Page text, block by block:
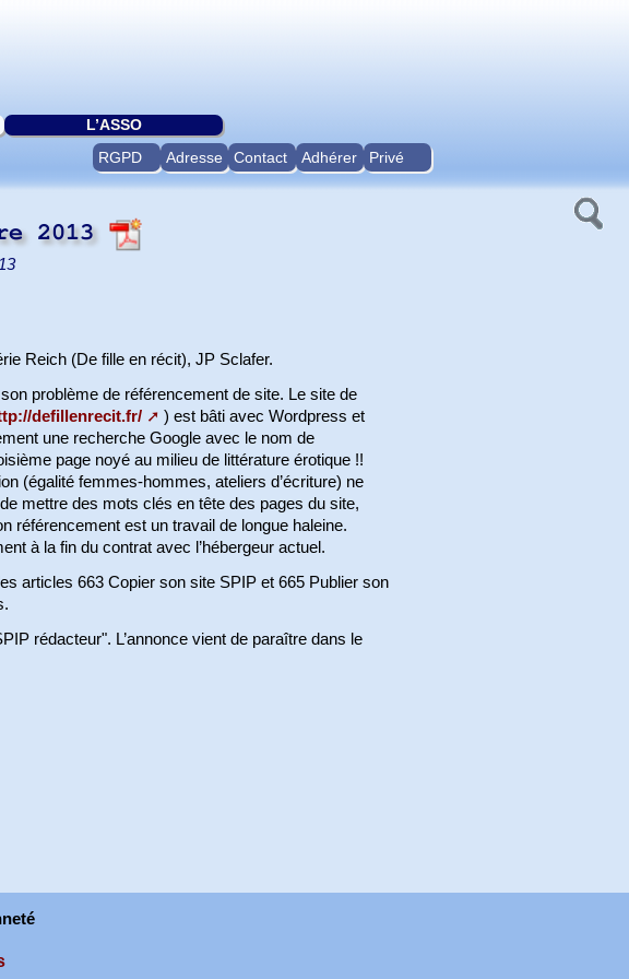
L’ASSO
RGPD
Adresse Contact Adhérer Privé
2013
Reich (De fille en récit), JP Sclafer.
problème de référencement de site. Le site de
defillenrecit.fr/
) est bâti avec Wordpress et
une recherche Google avec le nom de
page noyé au milieu de littérature érotique !!
(égalité femmes-hommes, ateliers d’écriture) ne
mettre des mots clés en tête des pages du site,
référencement est un travail de longue haleine.
à la fin du contrat avec l’hébergeur actuel.
articles 663 Copier son site SPIP et 665 Publier son
rédacteur". L’annonce vient de paraître dans le